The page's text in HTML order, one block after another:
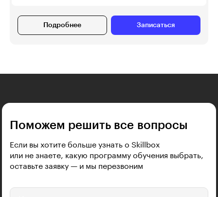
Подробнее Записаться
Поможем решить все вопросы
Если вы хотите больше узнать о Skillbox
или не знаете, какую программу обучения выбрать,
оставьте заявку — и мы перезвоним